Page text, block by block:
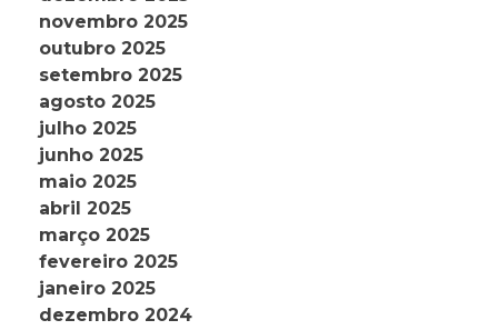
novembro 2025
outubro 2025
setembro 2025
agosto 2025
julho 2025
junho 2025
maio 2025
abril 2025
março 2025
fevereiro 2025
janeiro 2025
dezembro 2024